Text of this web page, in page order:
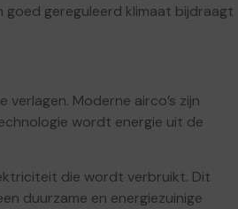
goed gereguleerd klimaat bijdraagt
Moderne airco’s zijn
wordt energie uit de
die wordt verbruikt. Dit
duurzame en energiezuinige